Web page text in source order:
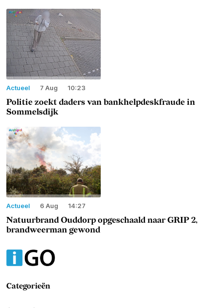
Actueel 7 Aug 10:23
Politie zoekt daders van bankhelpdeskfraude in
Sommelsdijk
Actueel 6 Aug 14:27
Natuurbrand Ouddorp opgeschaald naar GRIP 2,
brandweerman gewond
Categorieën